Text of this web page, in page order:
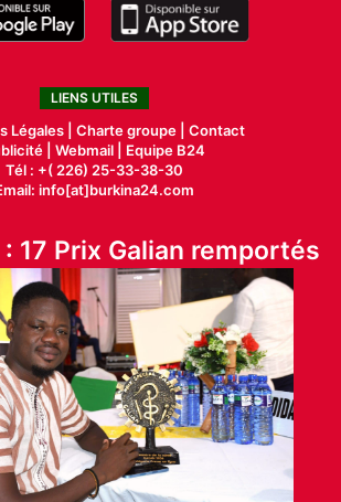
LIENS UTILES
Légales | Charte groupe | Contact
| Webmail |
Equipe B24
Tél : +( 226) 25-33-38-30
info[at]burkina24.com
17 Prix Galian remportés